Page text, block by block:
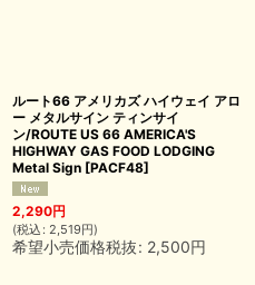
ルート66 アメリカズ ハイウェイ アロ
ー メタルサイン ティンサイ
ン/ROUTE US 66 AMERICA'S
HIGHWAY GAS FOOD LODGING
Metal Sign [PACF48]
2,290円
(税込 : 2,519円)
希望小売価格税抜: 2,500円